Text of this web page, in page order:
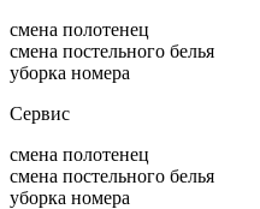
смена полотенец
смена постельного белья
уборка номера
Сервис
смена полотенец
смена постельного белья
уборка номера